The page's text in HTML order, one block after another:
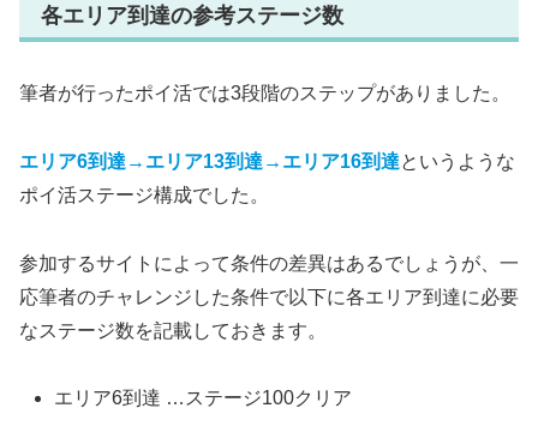
各エリア到達の参考ステージ数
筆者が行ったポイ活では3段階のステップがありました。
エリア6到達→エリア13到達→エリア16到達というような
ポイ活ステージ構成でした。
参加するサイトによって条件の差異はあるでしょうが、一
応筆者のチャレンジした条件で以下に各エリア到達に必要
なステージ数を記載しておきます。
エリア6到達 …ステージ100クリア